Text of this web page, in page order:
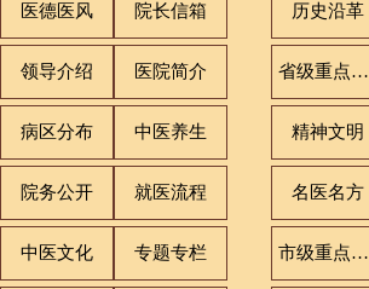
医德医风 院长信箱 历史沿革
领导介绍 医院简介 省级重点专科
病区分布 中医养生 精神文明
院务公开 就医流程 名医名方
中医文化 专题专栏 市级重点专科